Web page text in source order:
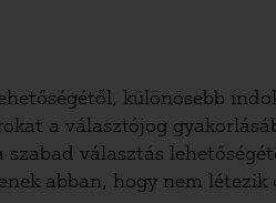
különösebb
a választójog
választás
abban, hogy nem létezik